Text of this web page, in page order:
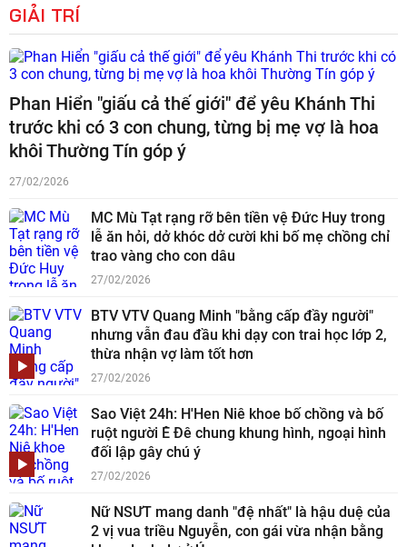
GIẢI TRÍ
Phan Hiển "giấu cả thế giới" để yêu Khánh Thi
trước khi có 3 con chung, từng bị mẹ vợ là hoa
khôi Thường Tín góp ý
27/02/2026
MC Mù Tạt rạng rỡ bên tiền vệ Đức Huy trong
lễ ăn hỏi, dở khóc dở cười khi bố mẹ chồng chỉ
trao vàng cho con dâu
27/02/2026
BTV VTV Quang Minh "bằng cấp đầy người"
nhưng vẫn đau đầu khi dạy con trai học lớp 2,
thừa nhận vợ làm tốt hơn
27/02/2026
Sao Việt 24h: H'Hen Niê khoe bố chồng và bố
ruột người Ê Đê chung khung hình, ngoại hình
đối lập gây chú ý
27/02/2026
Nữ NSƯT mang danh "đệ nhất" là hậu duệ của
2 vị vua triều Nguyễn, con gái vừa nhận bằng